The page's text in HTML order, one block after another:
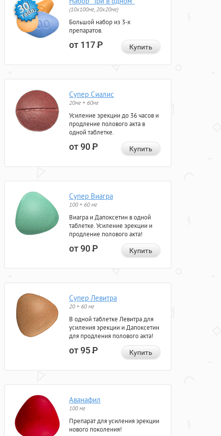
(10x100мг, 20x20мг)
Большой набор из 3-х
препаратов.
от 117Р Купить
Супер Сиалис
20мг + 60мг
Усиление эрекции до 36 часов и
продление полового акта в
одной таблетке.
от 90Р Купить
Супер Виагра
100 + 60 мг
Виагра и Дапоксетин в одной
таблетке. Усиление эрекции и
продление полового акта!
от 90Р Купить
Супер Левитра
20 + 60 мг
В одной таблетке Левитра для
усиления эрекции и Дапоксетин
для продления полового акта!
от 95Р Купить
Аванафил
100 мг
Препарат для усиления эрекции
нового поколения!